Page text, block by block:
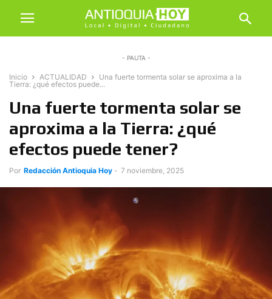
- PAUTA -
Inicio ACTUALIDAD
Una fuerte tormenta solar se aproxima a la
Tierra: ¿qué efectos puede...
Una fuerte tormenta solar se
aproxima a la Tierra: ¿qué
efectos puede tener?
Por Redacción Antioquia Hoy - 7 noviembre, 2025